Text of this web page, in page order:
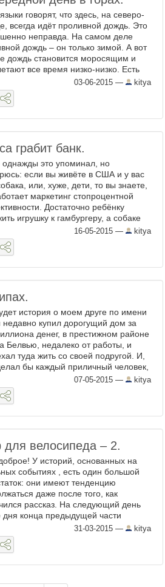
говорят, что здесь, на северо-
всегда идёт проливной дождь. Это
неправда. На самом деле
дождь – он только зимой. А вот
дождь становится моросящим и
все время низко-низко. Есть
специальное английское слово для
– j ...
03-06-2015 — kitya
грабит банк.
однажды это упоминал, но
если вы живёте в США и у вас
или, хуже, дети, то вы знаете,
маркетинг стопроцентной
Достаточно ребёнку
игрушку к гамбургеру, а собаке
пшеничную печеньку в форме
Хуже всего Старб ...
16-05-2015 — kitya
история о моем друге по имени
купил дорогущий дом за
денег, в престижном районе
Белвью, недалеко от работы, и
туда жить со своей подругой. И,
бы каждый приличный человек,
М. пошёл первым делом в
магазин Hom ...
07-05-2015 — kitya
велосипеда – 2.
У историй, основанных на
событиях , есть один большой
они имеют тенденцию
даже после того, как
рассказ. На следующий день
дня конца предыдущей части
я снова сел на (абсолютно не
велосипед и поехал с ут ...
31-03-2015 — kitya